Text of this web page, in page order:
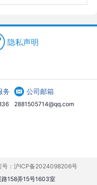
隐私声明
务 公司邮箱
2881505714@qq.com
号：沪ICP备2024098206号
158弄15号1603室